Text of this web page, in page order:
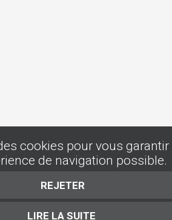
cookies pour vous garantir
de navigation possible.
REJETER
LIRE LA SUITE